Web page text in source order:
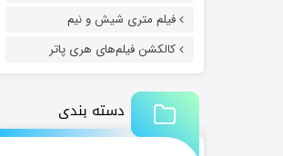
فیلم متری شیش و نیم
کالکشن فیلم‌های هری پاتر
دسته بندی